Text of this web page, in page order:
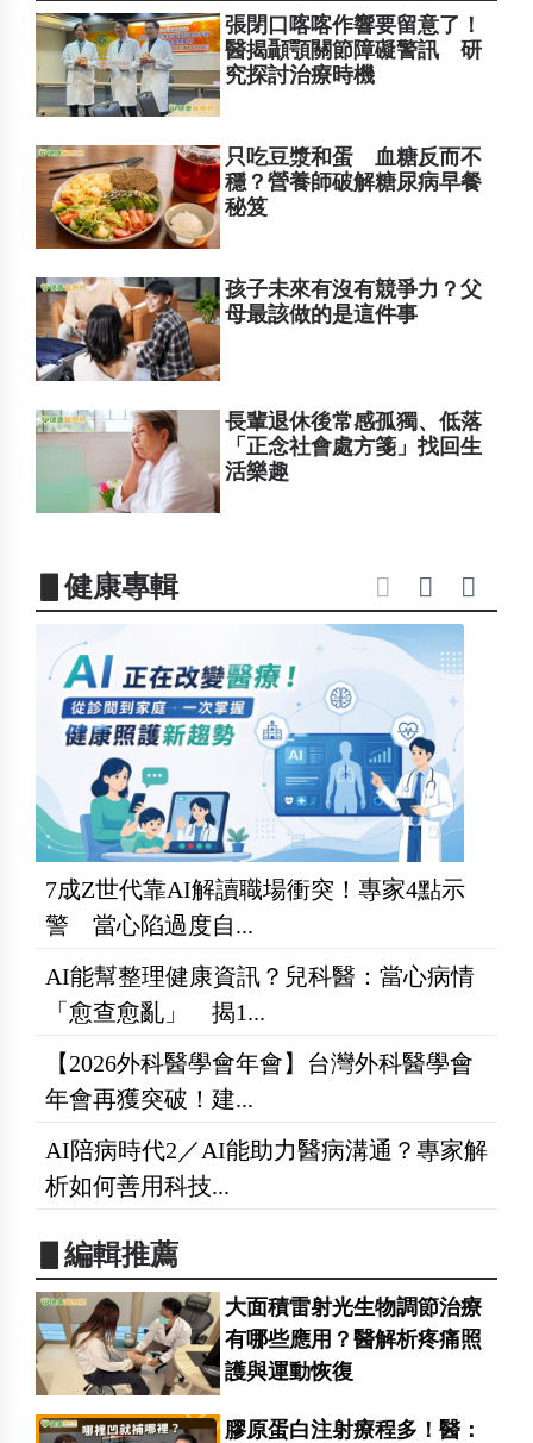
張閉口喀喀作響要留意了！
醫揭顳顎關節障礙警訊 研
究探討治療時機
只吃豆漿和蛋 血糖反而不
穩？營養師破解糖尿病早餐
秘笈
孩子未來有沒有競爭力？父
母最該做的是這件事
長輩退休後常感孤獨、低落
「正念社會處方箋」找回生
活樂趣
▋健康專輯
7成Z世代靠AI解讀職場衝突！專家4點示
警 當心陷過度自...
AI能幫整理健康資訊？兒科醫：當心病情
「愈查愈亂」 揭1...
【2026外科醫學會年會】台灣外科醫學會
年會再獲突破！建...
AI陪病時代2／AI能助力醫病溝通？專家解
析如何善用科技...
▋編輯推薦
大面積雷射光生物調節治療
有哪些應用？醫解析疼痛照
護與運動恢復
膠原蛋白注射療程多！醫：